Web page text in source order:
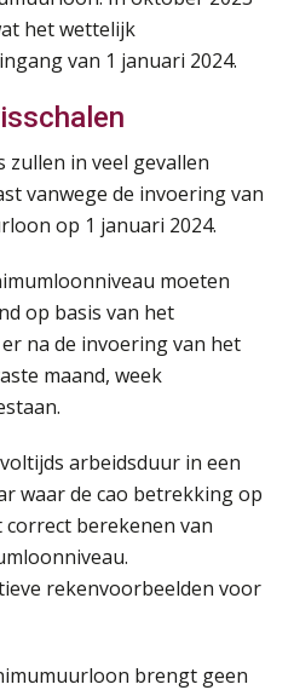
het wettelijk
van 1 januari 2024.
zullen in veel gevallen
vanwege de invoering van
op 1 januari 2024.
moeten
op basis van het
na de invoering van het
maand, week
arbeidsduur in een
waar de cao betrekking op
berekenen van
rekenvoorbeelden voor
brengt geen